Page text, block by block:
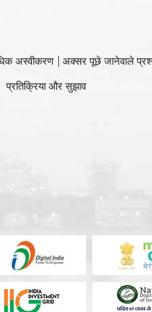
अस्वीकरण अक्सर पूछे जानेवाले
प्रतिक्रिया और सुझाव